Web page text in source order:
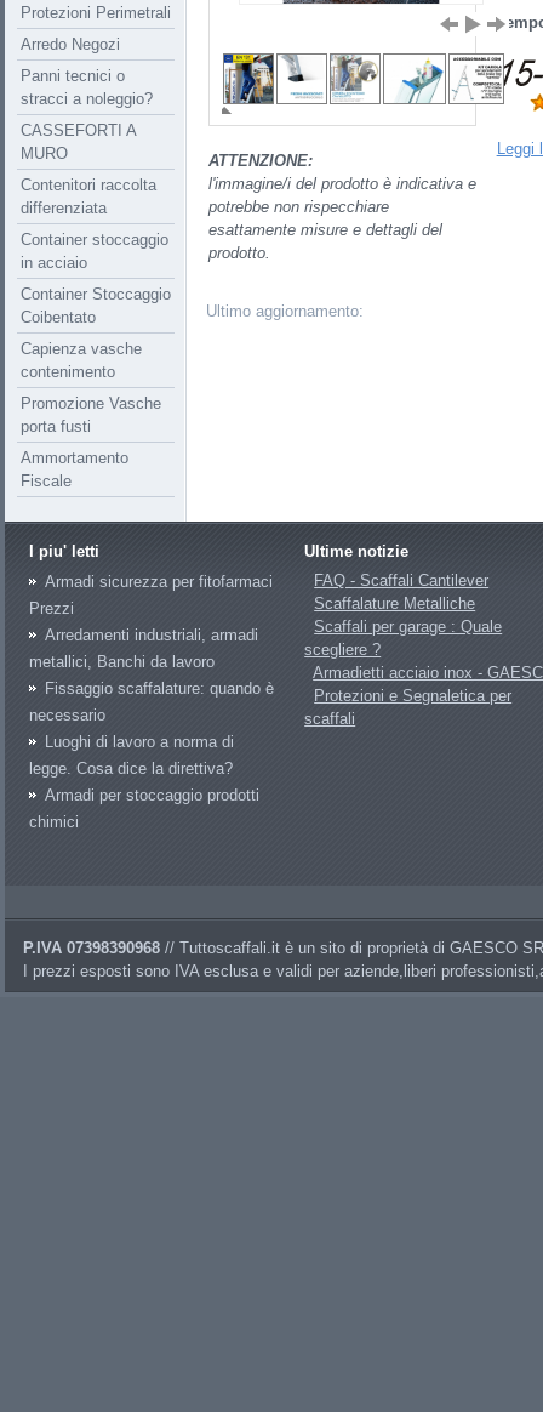
ATTENZIONE:
l'immagine/i del prodotto è indicativa e
potrebbe non rispecchiare
esattamente misure e dettagli del
prodotto.
Leggi
Ultimo aggiornamento:
Protezioni Perimetrali
Arredo Negozi
Panni tecnici o
stracci a noleggio?
CASSEFORTI A
MURO
Contenitori raccolta
differenziata
Container stoccaggio
in acciaio
Container Stoccaggio
Coibentato
Capienza vasche
contenimento
Promozione Vasche
porta fusti
Ammortamento
Fiscale
I piu' letti
Armadi sicurezza per fitofarmaci
Prezzi
Arredamenti industriali, armadi
metallici, Banchi da lavoro
Fissaggio scaffalature: quando è
necessario
Luoghi di lavoro a norma di
legge. Cosa dice la direttiva?
Armadi per stoccaggio prodotti
chimici
Ultime notizie
FAQ - Scaffali Cantilever
Scaffalature Metalliche
Scaffali per garage : Quale
scegliere ?
Armadietti acciaio inox -
Protezioni e Segnaletica per
scaffali
P.IVA 07398390968 // Tuttoscaffali.it è un sito di proprietà di GAESCO
I prezzi esposti sono IVA esclusa e validi per aziende,liberi